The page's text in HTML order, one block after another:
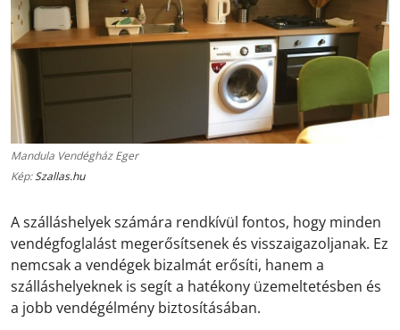
Mandula Vendégház Eger
Kép:Szallas.hu
A szálláshelyek számára rendkívül fontos, hogy minden
vendégfoglalást megerősítsenek és visszaigazoljanak. Ez
nemcsak a vendégek bizalmát erősíti, hanem a
szálláshelyeknek is segít a hatékony üzemeltetésben és
a jobb vendégélmény biztosításában.